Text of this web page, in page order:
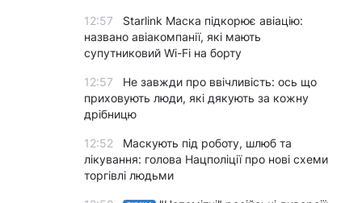
12:57
Starlink Маска підкорює авіацію:
названо авіакомпанії, які мають
супутниковий Wi-Fi на борту
12:57
Не завжди про ввічливість: ось що
приховують люди, які дякують за кожну
дрібницю
12:52
Маскують під роботу, шлюб та
лікування: голова Нацполіції про нові схеми
торгівлі людьми